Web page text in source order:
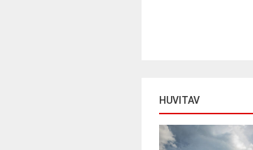
HUVITAV